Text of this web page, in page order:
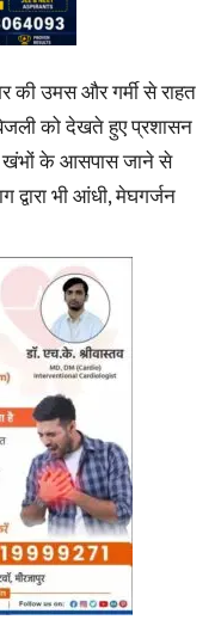
उमस और गर्मी से राहत
को देखते हुए प्रशासन
खंभों के आसपास जाने से
भी आंधी, मेघगर्जन